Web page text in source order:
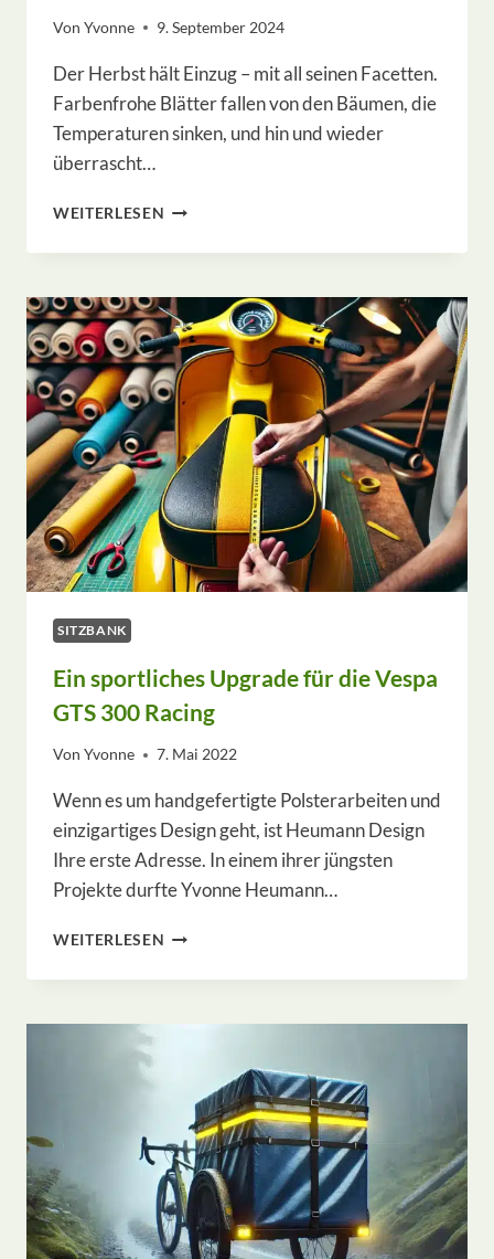
Von Yvonne 9. September 2024
Der Herbst hält Einzug – mit all seinen Facetten.
Farbenfrohe Blätter fallen von den Bäumen, die
Temperaturen sinken, und hin und wieder
überrascht…
WEITERLESEN IST
LASTENRAD-
BEREIT
FÜR
DEN
HERBST?
SITZBANK
Ein sportliches Upgrade für die Vespa
GTS 300 Racing
Von Yvonne 7. Mai 2022
Wenn es um handgefertigte Polsterarbeiten und
einzigartiges Design geht, ist Heumann Design
Ihre erste Adresse. In einem ihrer jüngsten
Projekte durfte Yvonne Heumann…
WEITERLESEN EIN
UPGRADE
RACING